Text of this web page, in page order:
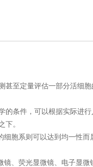
至定量评估一部分活细
条件，可以根据实际进
下。
胞系则可以达到均一性
、荧光显微镜、电子显